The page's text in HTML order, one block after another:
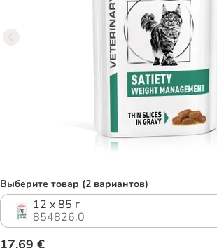
Выберите товар (2 вариантов)
12 x 85 г
854826.0
17,69 €